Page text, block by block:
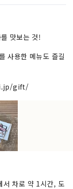
맛보는 것!
사용한 메뉴도 즐길
gift/
서 차로 약 1시간, 도